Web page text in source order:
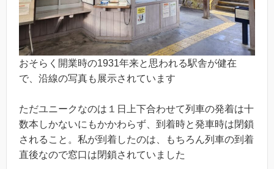
おそらく開業時の1931年来と思われる駅舎が健在
で、沿線の写真も展示されています
ただユニークなのは１日上下合わせて列車の発着は十
数本しかないにもかかわらず、到着時と発車時は閉鎖
されること。私が到着したのは、もちろん列車の到着
直後なので窓口は閉鎖されていました